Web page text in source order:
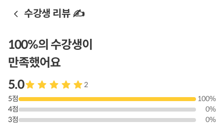
수강생 리뷰 ✍️
100%의 수강생이
만족했어요
5.0
2
5점 100%
4점 0%
3점 0%